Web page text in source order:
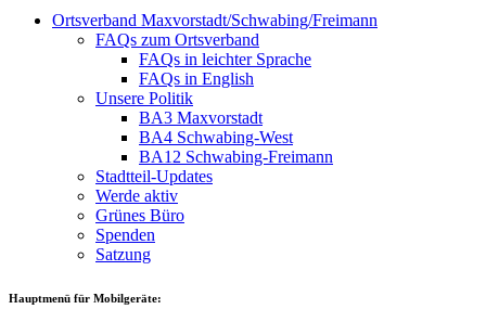
Ortsverband Maxvorstadt/Schwabing/Freimann
FAQs zum Ortsverband
FAQs in leichter Sprache
FAQs in English
Unsere Politik
BA3 Maxvorstadt
BA4 Schwabing-West
BA12 Schwabing-Freimann
Stadtteil-Updates
Werde aktiv
Grünes Büro
Spenden
Satzung
Hauptmenü für Mobilgeräte: